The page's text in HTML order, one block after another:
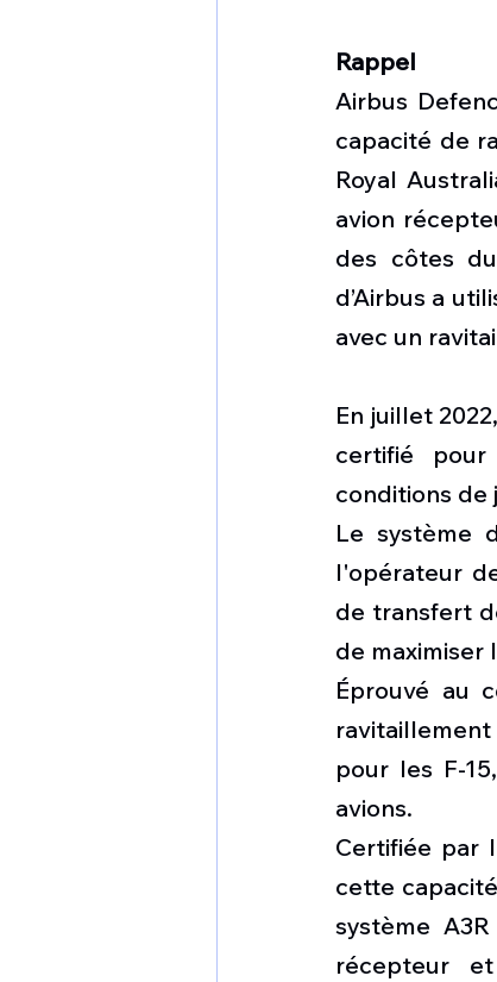
Rappel
Airbus
capacité de
Royal
avion
des côtes
d’Airbus a
avec un
En juillet
certifié
conditions de
Le système
l'opérateur
de transfert
de maximiser
Éprouvé au
pour les F-
avions.
Certifiée par
cette
système
récepteur